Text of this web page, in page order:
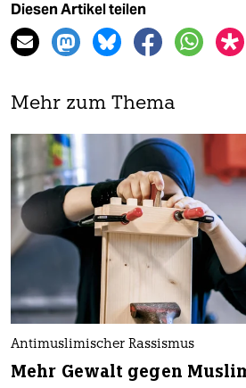
Diesen Artikel teilen
Mehr zum Thema
Antimuslimischer Rassismus
Mehr Gewalt gegen